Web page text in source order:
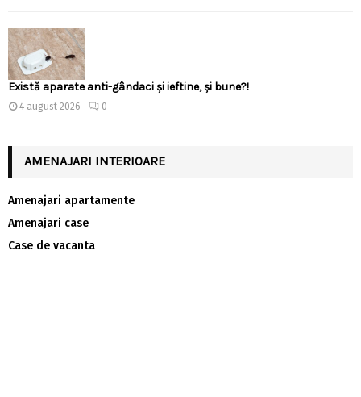
Există aparate anti-gândaci și ieftine, și bune?!
4 august 2026 0
AMENAJARI INTERIOARE
Amenajari apartamente
Amenajari case
Case de vacanta